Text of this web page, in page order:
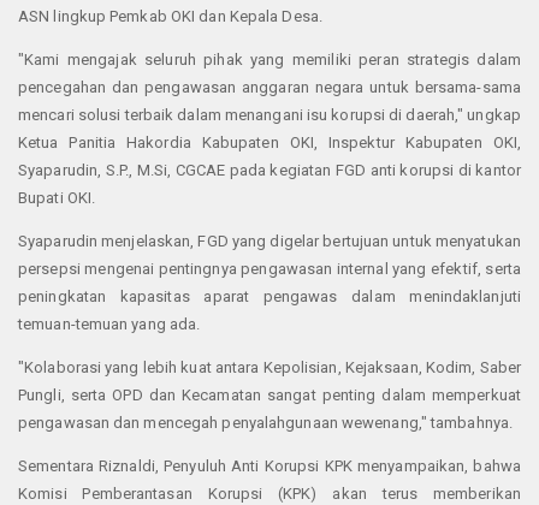
ASN lingkup Pemkab OKI dan Kepala Desa.
"Kami mengajak seluruh pihak yang memiliki peran strategis dalam
pencegahan dan pengawasan anggaran negara untuk bersama-sama
mencari solusi terbaik dalam menangani isu korupsi di daerah," ungkap
Ketua Panitia Hakordia Kabupaten OKI, Inspektur Kabupaten OKI,
Syaparudin, S.P., M.Si, CGCAE pada kegiatan FGD anti korupsi di kantor
Bupati OKI.
Syaparudin menjelaskan, FGD yang digelar bertujuan untuk menyatukan
persepsi mengenai pentingnya pengawasan internal yang efektif, serta
peningkatan kapasitas aparat pengawas dalam menindaklanjuti
temuan-temuan yang ada.
"Kolaborasi yang lebih kuat antara Kepolisian, Kejaksaan, Kodim, Saber
Pungli, serta OPD dan Kecamatan sangat penting dalam memperkuat
pengawasan dan mencegah penyalahgunaan wewenang," tambahnya.
Sementara Riznaldi, Penyuluh Anti Korupsi KPK menyampaikan, bahwa
Komisi Pemberantasan Korupsi (KPK) akan terus memberikan